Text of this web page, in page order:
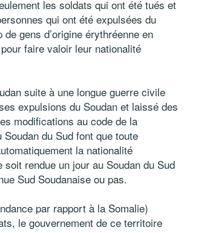
les soldats qui ont été tués et
qui ont été expulsées du
gens d’origine érythréenne en
faire valoir leur nationalité
suite à une longue guerre civile
expulsions du Soudan et laissé des
modifications au code de la
du Sud font que toute
la nationalité
rendue un jour au Soudan du Sud
Sud Soudanaise ou pas.
par rapport à la Somalie)
le gouvernement de ce territoire